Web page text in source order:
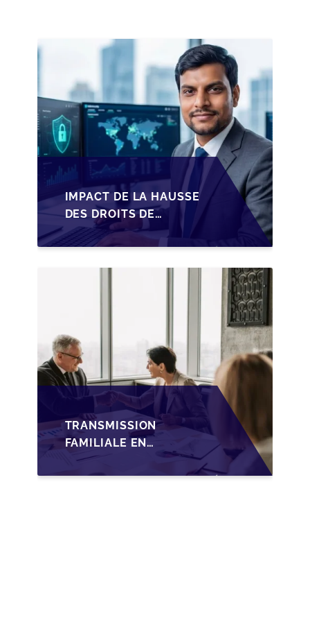
IMPACT DE LA HAUSSE
DES DROITS DE
SUCCESSION EN
WALLONIE SUR LA
TRANSMISSION
TRANSMISSION
FAMILIALE EN
WALLONIE :
NOUVELLES